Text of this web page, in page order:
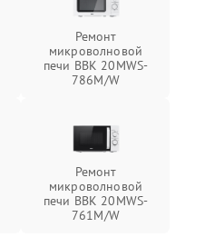
Ремонт
микроволновой
печи BBK 20MWS-
786M/W
Ремонт
микроволновой
печи BBK 20MWS-
761M/W